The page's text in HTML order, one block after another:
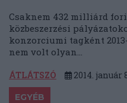
Csaknem 432 milliárd
közbeszerzési
konzorciumi tagként
nem volt olyan...
ÁTLÁTSZÓ 2014. január
EGYÉB